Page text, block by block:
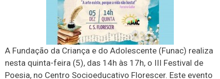
A Fundação da Criança e do Adolescente (Funac) realiza
nesta quinta-feira (5), das 14h às 17h, o III Festival de
Poesia, no Centro Socioeducativo Florescer. Este evento